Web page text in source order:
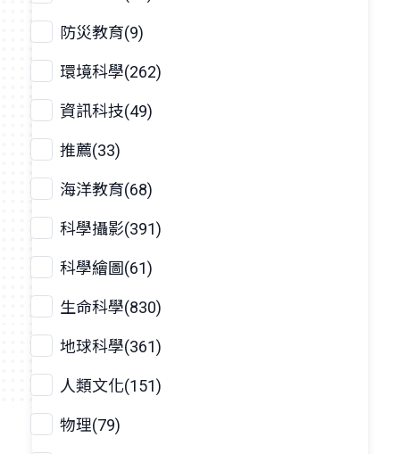
防災教育(9)
環境科學(262)
資訊科技(49)
推薦(33)
海洋教育(68)
科學攝影(391)
科學繪圖(61)
生命科學(830)
地球科學(361)
人類文化(151)
物理(79)